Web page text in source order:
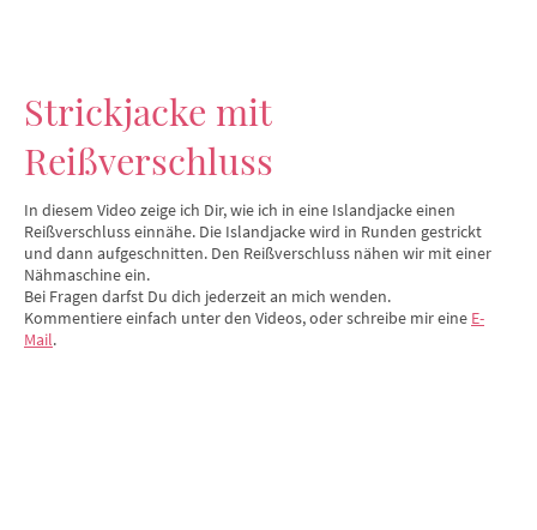
Strickjacke mit
Reißverschluss
In diesem Video zeige ich Dir, wie ich in eine Islandjacke einen
Reißverschluss einnähe. Die Islandjacke wird in Runden gestrickt
und dann aufgeschnitten. Den Reißverschluss nähen wir mit einer
Nähmaschine ein.
Bei Fragen darfst Du dich jederzeit an mich wenden.
Kommentiere einfach unter den Videos, oder schreibe mir eine E-
Mail.